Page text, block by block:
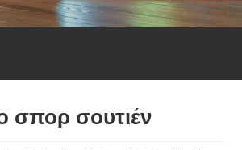
σπορ σουτιέν